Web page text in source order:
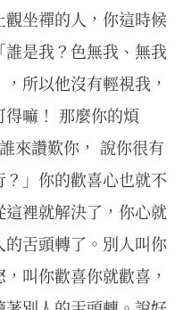
坐禪的人，你這時候
是我？色無我、無我
所以他沒有輕視我，
嘛！ 那麼你的煩
來讚歎你， 說你很有
」你的歡喜心也就不
裡就解決了，你心就
舌頭轉了。別人叫你
叫你歡喜你就歡喜，